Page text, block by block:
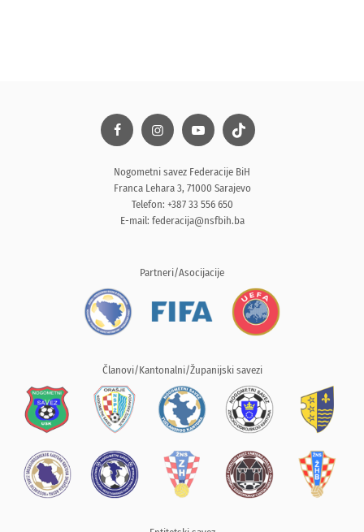
Nogometni savez Federacije BiH
Franca Lehara 3, 71000 Sarajevo
Telefon: +387 33 556 650
E-mail: federacija@nsfbih.ba
Partneri/Asocijacije
Članovi/Kantonalni/Županijski savezi